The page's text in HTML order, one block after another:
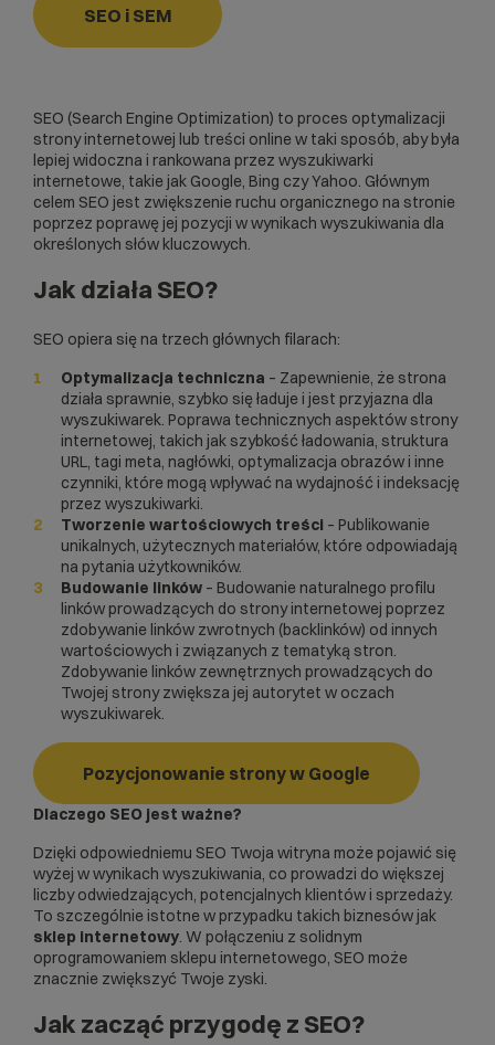
SEO i SEM
SEO (Search Engine Optimization) to proces optymalizacji
strony internetowej lub treści online w taki sposób, aby była
lepiej widoczna i rankowana przez wyszukiwarki
internetowe, takie jak Google, Bing czy Yahoo. Głównym
celem SEO jest zwiększenie ruchu organicznego na stronie
poprzez poprawę jej pozycji w wynikach wyszukiwania dla
określonych słów kluczowych.
Jak działa SEO?
SEO opiera się na trzech głównych filarach:
Optymalizacja techniczna – Zapewnienie, że strona
działa sprawnie, szybko się ładuje i jest przyjazna dla
wyszukiwarek. Poprawa technicznych aspektów strony
internetowej, takich jak szybkość ładowania, struktura
URL, tagi meta, nagłówki, optymalizacja obrazów i inne
czynniki, które mogą wpływać na wydajność i indeksację
przez wyszukiwarki.
Tworzenie wartościowych treści – Publikowanie
unikalnych, użytecznych materiałów, które odpowiadają
na pytania użytkowników.
Budowanie linków – Budowanie naturalnego profilu
linków prowadzących do strony internetowej poprzez
zdobywanie linków zwrotnych (backlinków) od innych
wartościowych i związanych z tematyką stron.
Zdobywanie linków zewnętrznych prowadzących do
Twojej strony zwiększa jej autorytet w oczach
wyszukiwarek.
Pozycjonowanie strony w Google
Dlaczego SEO jest ważne?
Dzięki odpowiedniemu SEO Twoja witryna może pojawić się
wyżej w wynikach wyszukiwania, co prowadzi do większej
liczby odwiedzających, potencjalnych klientów i sprzedaży.
To szczególnie istotne w przypadku takich biznesów jak
sklep internetowy. W połączeniu z solidnym
oprogramowaniem sklepu internetowego, SEO może
znacznie zwiększyć Twoje zyski.
Jak zacząć przygodę z SEO?